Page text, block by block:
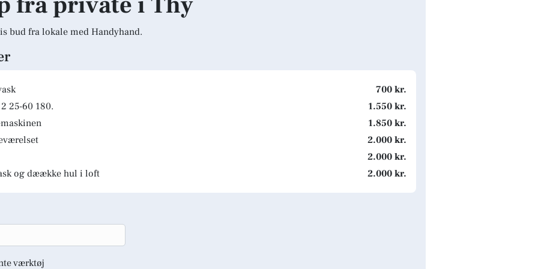
bud fra lokale med Handyhand.
700 kr.
25-60 180.
1.550 kr.
1.850 kr.
2.000 kr.
2.000 kr.
og dæække hul i loft
2.000 kr.
værktøj